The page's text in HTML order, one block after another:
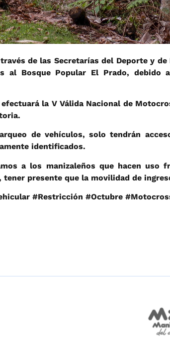
de las Secretarías del Deporte y
Bosque Popular El Prado, debido
la V Válida Nacional de
de vehículos, solo tendrán
identificados.
a los manizaleños que hacen uso
presente que la movilidad de
#Restricción #Octubre